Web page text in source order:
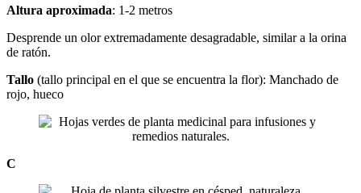
Altura aproximada: 1-2 metros
Desprende un olor extremadamente desagradable, similar a la orina
de ratón.
Tallo (tallo principal en el que se encuentra la flor): Manchado de
rojo, hueco
C